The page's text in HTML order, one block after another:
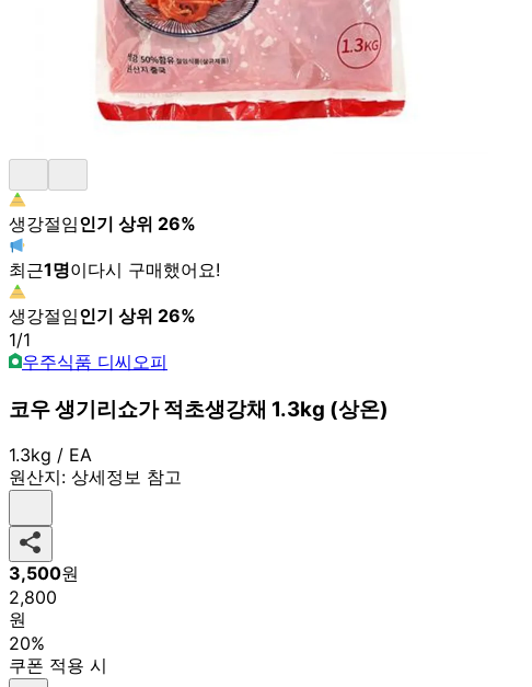
생강절임인기 상위 26%
최근1명이다시 구매했어요!
생강절임인기 상위 26%
1/1
우주식품 디씨오피
코우 생기리쇼가 적초생강채 1.3kg (상온)
1.3kg / EA
원산지: 상세정보 참고
3,500원
2,800
원
20%
쿠폰 적용 시